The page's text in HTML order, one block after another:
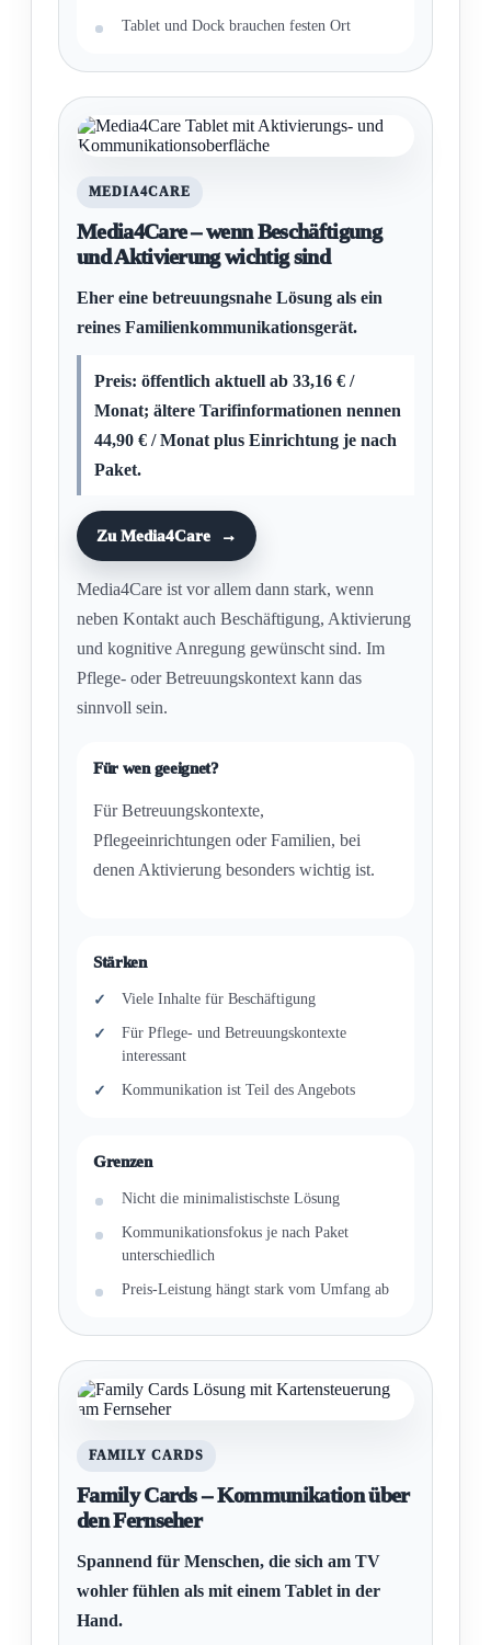
Tablet und Dock brauchen festen Ort
MEDIA4CARE
Media4Care – wenn Beschäftigung
und Aktivierung wichtig sind
Eher eine betreuungsnahe Lösung als ein
reines Familienkommunikationsgerät.
Preis: öffentlich aktuell ab 33,16 € /
Monat; ältere Tarifinformationen nennen
44,90 € / Monat plus Einrichtung je nach
Paket.
Zu Media4Care
Media4Care ist vor allem dann stark, wenn
neben Kontakt auch Beschäftigung, Aktivierung
und kognitive Anregung gewünscht sind. Im
Pflege- oder Betreuungskontext kann das
sinnvoll sein.
Für wen geeignet?
Für Betreuungskontexte,
Pflegeeinrichtungen oder Familien, bei
denen Aktivierung besonders wichtig ist.
Stärken
Viele Inhalte für Beschäftigung
Für Pflege- und Betreuungskontexte
interessant
Kommunikation ist Teil des Angebots
Grenzen
Nicht die minimalistischste Lösung
Kommunikationsfokus je nach Paket
unterschiedlich
Preis-Leistung hängt stark vom Umfang ab
FAMILY CARDS
Family Cards – Kommunikation über
den Fernseher
Spannend für Menschen, die sich am TV
wohler fühlen als mit einem Tablet in der
Hand.